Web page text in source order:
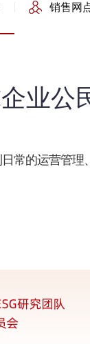
销售网
业公
常的运营管理